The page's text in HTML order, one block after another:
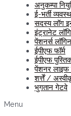
अनुकम्पा
ई-भर्ती
सदस्य लॉग
इंट्रानेट
पेंशनर्स लॉगिन
ईपीएफ फॉर्म
ईपीएफ
पेंशनर लाइफ
शर्त्तें /
भुगतान गेटवे
Menu